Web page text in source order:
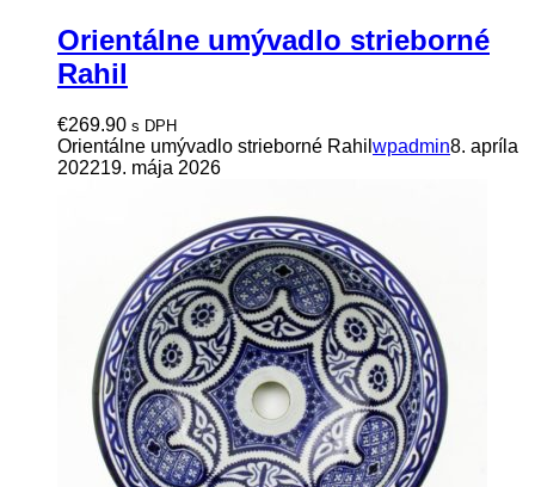
Orientálne umývadlo strieborné
Rahil
€269.90 s DPH
Orientálne umývadlo strieborné Rahil wpadmin8. apríla
202219. mája 2026